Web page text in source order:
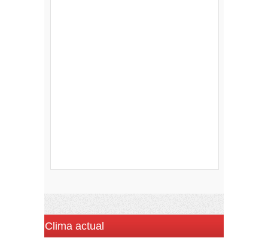
Clima actual